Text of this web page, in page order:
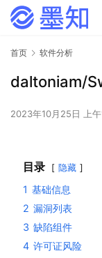
首页 软件分析
daltoniam/
2023年10月25日 上午
目录 隐藏
1 基础信息
2 漏洞列表
3 缺陷组件
4 许可证风险